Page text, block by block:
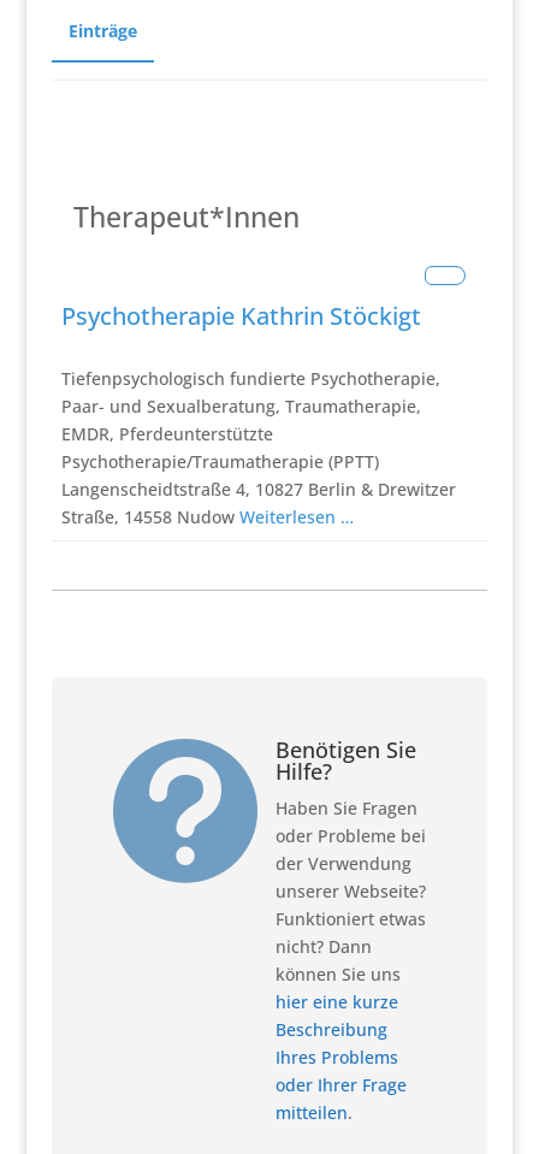
Einträge
Therapeut*Innen
Psychotherapie Kathrin Stöckigt
Tiefenpsychologisch fundierte Psychotherapie,
Paar- und Sexualberatung, Traumatherapie,
EMDR, Pferdeunterstützte
Psychotherapie/Traumatherapie (PPTT)
Langenscheidtstraße 4, 10827 Berlin & Drewitzer
Straße, 14558 Nudow Weiterlesen …
 Benötigen Sie
Hilfe?
Haben Sie Fragen
oder Probleme bei
der Verwendung
unserer Webseite?
Funktioniert etwas
nicht? Dann
können Sie uns
hier eine kurze
Beschreibung
Ihres Problems
oder Ihrer Frage
mitteilen.